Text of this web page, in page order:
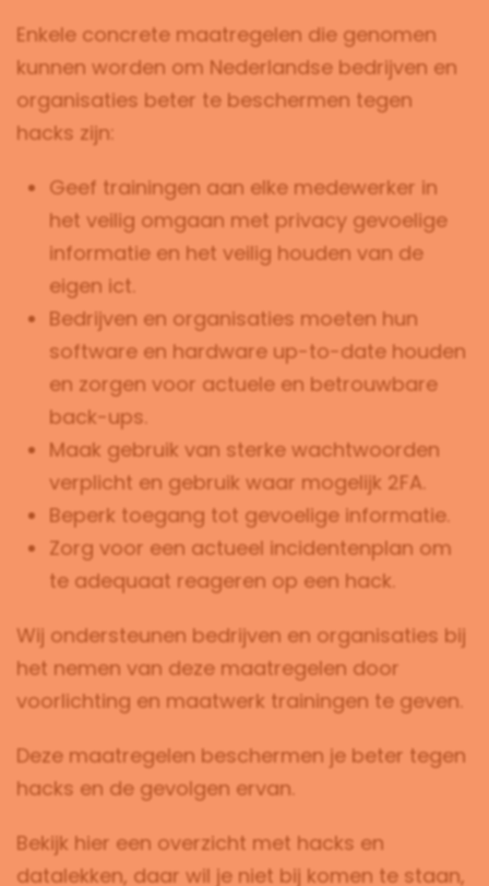
Enkele concrete maatregelen die genomen
kunnen worden om Nederlandse bedrijven en
organisaties beter te beschermen tegen
hacks zijn:
Geef trainingen aan elke medewerker in
het veilig omgaan met privacy gevoelige
informatie en het veilig houden van de
eigen ict.
Bedrijven en organisaties moeten hun
software en hardware up-to-date houden
en zorgen voor actuele en betrouwbare
back-ups.
Maak gebruik van sterke wachtwoorden
verplicht en gebruik waar mogelijk 2FA.
Beperk toegang tot gevoelige informatie.
Zorg voor een actueel incidentenplan om
te adequaat reageren op een hack.
Wij ondersteunen bedrijven en organisaties bij
het nemen van deze maatregelen door
voorlichting en maatwerk trainingen te geven.
Deze maatregelen beschermen je beter tegen
hacks en de gevolgen ervan.
Bekijk hier een overzicht met hacks en
datalekken, daar wil je niet bij komen te staan,